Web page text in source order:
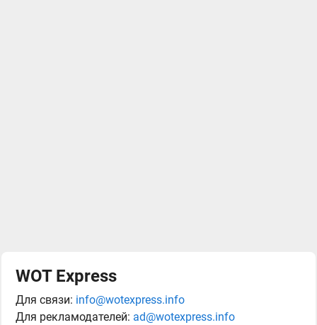
WOT Express
Для связи: info@wotexpress.info
Для рекламодателей: ad@wotexpress.info